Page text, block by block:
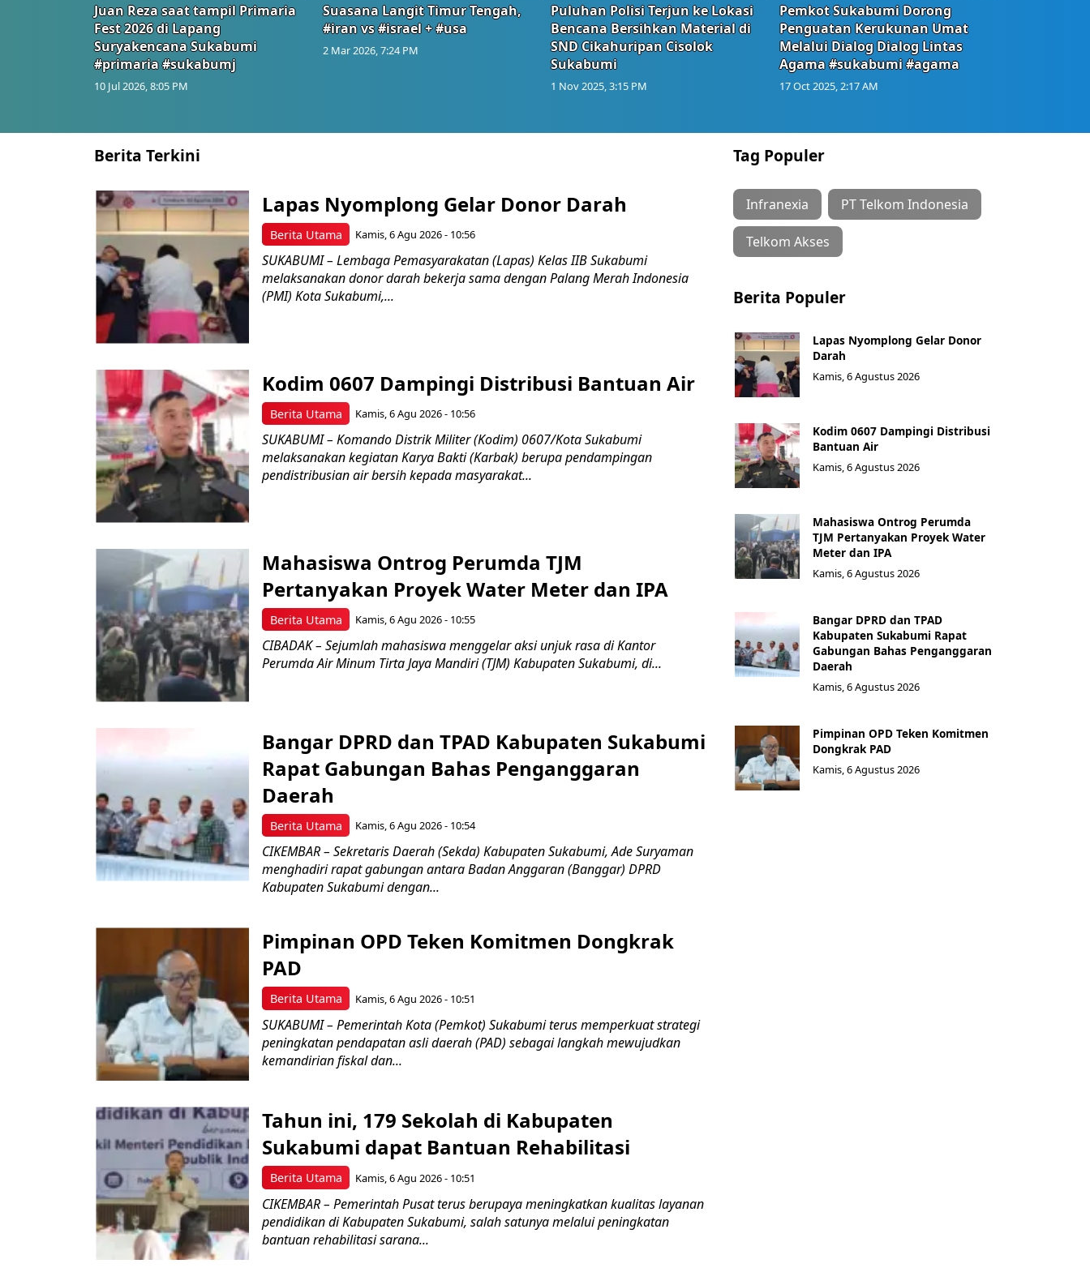
Juan Reza saat tampil Primaria
Fest 2026 di Lapang
Suryakencana Sukabumi
#primaria #sukabumj
10 Jul 2026, 8:05 PM
Suasana Langit Timur Tengah,
#iran vs #israel + #usa
2 Mar 2026, 7:24 PM
Puluhan Polisi Terjun ke Lokasi
Bencana Bersihkan Material di
SND Cikahuripan Cisolok
Sukabumi
1 Nov 2025, 3:15 PM
Pemkot Sukabumi Dorong
Penguatan Kerukunan Umat
Melalui Dialog Dialog Lintas
Agama #sukabumi #agama
17 Oct 2025, 2:17 AM
Berita Terkini
Berita Utama
Lapas Nyomplong Gelar Donor Darah
Kamis, 6 Agu 2026 - 10:56
SUKABUMI – Lembaga Pemasyarakatan (Lapas) Kelas IIB Sukabumi
melaksanakan donor darah bekerja sama dengan Palang Merah Indonesia
(PMI) Kota Sukabumi,...
Berita Utama
Kodim 0607 Dampingi Distribusi Bantuan Air
Kamis, 6 Agu 2026 - 10:56
SUKABUMI – Komando Distrik Militer (Kodim) 0607/Kota Sukabumi
melaksanakan kegiatan Karya Bakti (Karbak) berupa pendampingan
pendistribusian air bersih kepada masyarakat...
Berita Utama
Mahasiswa Ontrog Perumda TJM
Pertanyakan Proyek Water Meter dan IPA
Kamis, 6 Agu 2026 - 10:55
CIBADAK – Sejumlah mahasiswa menggelar aksi unjuk rasa di Kantor
Perumda Air Minum Tirta Jaya Mandiri (TJM) Kabupaten Sukabumi, di...
Berita Utama
Bangar DPRD dan TPAD Kabupaten Sukabumi
Rapat Gabungan Bahas Penganggaran
Daerah
Kamis, 6 Agu 2026 - 10:54
CIKEMBAR – Sekretaris Daerah (Sekda) Kabupaten Sukabumi, Ade Suryaman
menghadiri rapat gabungan antara Badan Anggaran (Banggar) DPRD
Kabupaten Sukabumi dengan...
Berita Utama
Pimpinan OPD Teken Komitmen Dongkrak
PAD
Kamis, 6 Agu 2026 - 10:51
SUKABUMI – Pemerintah Kota (Pemkot) Sukabumi terus memperkuat strategi
peningkatan pendapatan asli daerah (PAD) sebagai langkah mewujudkan
kemandirian fiskal dan...
Berita Utama
Tahun ini, 179 Sekolah di Kabupaten
Sukabumi dapat Bantuan Rehabilitasi
Kamis, 6 Agu 2026 - 10:51
CIKEMBAR – Pemerintah Pusat terus berupaya meningkatkan kualitas layanan
pendidikan di Kabupaten Sukabumi, salah satunya melalui peningkatan
bantuan rehabilitasi sarana...
Tag Populer
Infranexia PT Telkom Indonesia
Telkom Akses
Berita Populer
Lapas Nyomplong Gelar Donor
Darah
Kamis, 6 Agustus 2026
Kodim 0607 Dampingi Distribusi
Bantuan Air
Kamis, 6 Agustus 2026
Mahasiswa Ontrog Perumda
TJM Pertanyakan Proyek Water
Meter dan IPA
Kamis, 6 Agustus 2026
Bangar DPRD dan TPAD
Kabupaten Sukabumi Rapat
Gabungan Bahas Penganggaran
Daerah
Kamis, 6 Agustus 2026
Pimpinan OPD Teken Komitmen
Dongkrak PAD
Kamis, 6 Agustus 2026